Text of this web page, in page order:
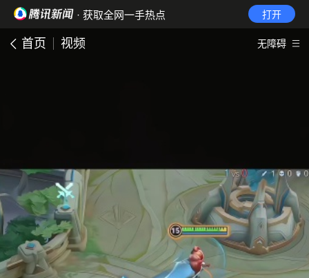
· 获取全网一手热点 打开
首页 视频 无障碍